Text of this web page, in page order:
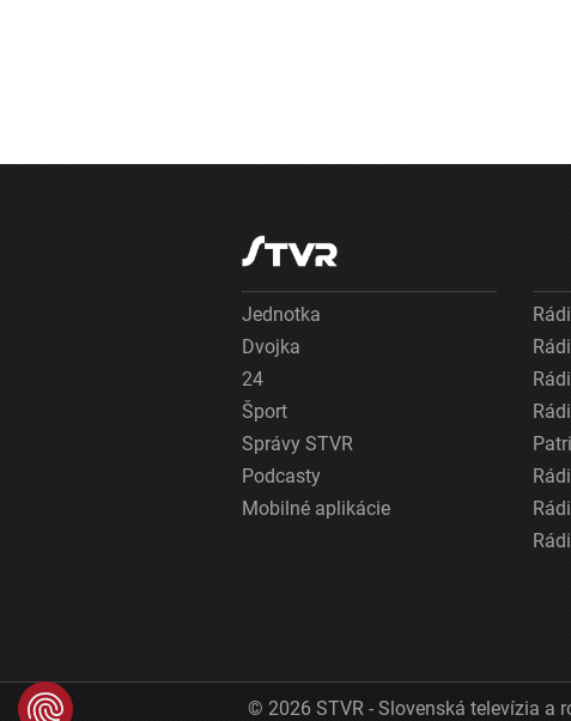
Jednotka
Dvojka
24
Šport
Správy STVR
Podcasty
Mobilné aplikácie
© 2026 STVR - Slovenská televízia a